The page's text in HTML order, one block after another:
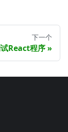
下一个
React程序